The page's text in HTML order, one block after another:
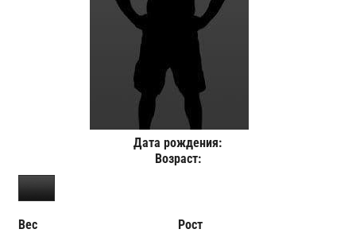
Дата рождения:
Возраст:
Вес
Рост